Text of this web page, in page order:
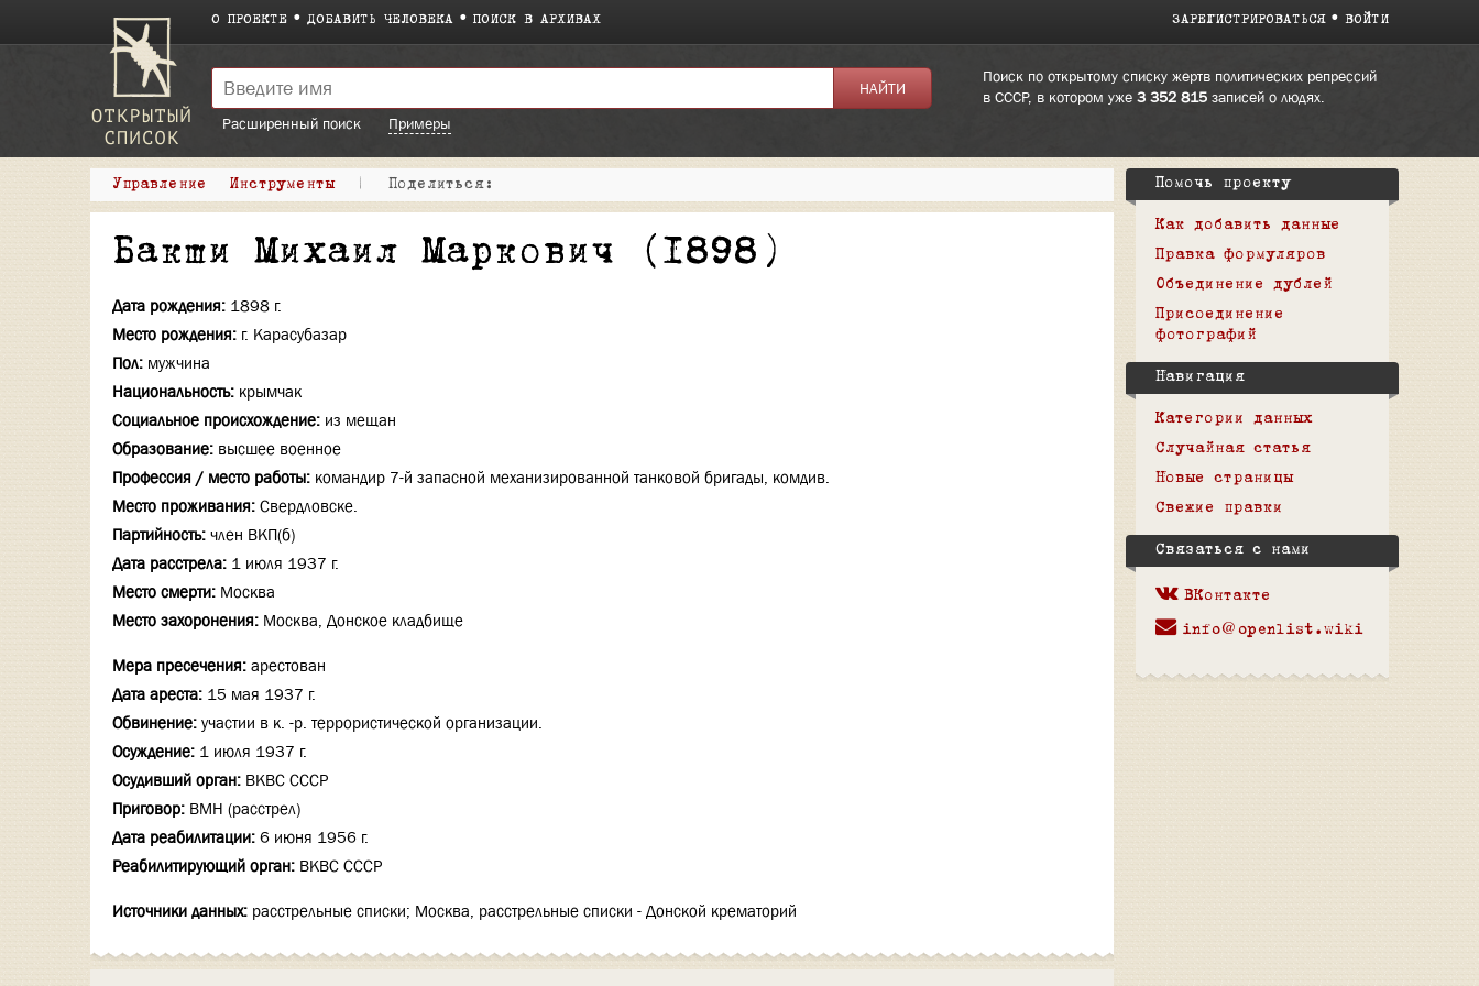
О ПРОЕКТЕ ДОБАВИТЬ ЧЕЛОВЕКА ПОИСК В АРХИВАХ ЗАРЕГИСТРИРОВАТЬСЯ ВОЙТИ
Поиск по открытому списку жертв политических репрессий
в СССР, в котором уже 3 352 815записей о людях.
Расширенный поиск
Примеры
Управление Инструменты | Поделиться:
Бакши Михаил Маркович (1898)
Дата рождения: 1898 г.
Место рождения: г. Карасубазар
Пол: мужчина
Национальность: крымчак
Социальное происхождение: из мещан
Образование: высшее военное
Профессия / место работы: командир 7-й запасной механизированной танковой бригады, комдив.
Место проживания: Свердловске.
Партийность: член ВКП(б)
Дата расстрела: 1 июля 1937 г.
Место смерти: Москва
Место захоронения: Москва, Донское кладбище
Мера пресечения: арестован
Дата ареста: 15 мая 1937 г.
Обвинение: участии в к. -р. террористической организации.
Осуждение: 1 июля 1937 г.
Осудивший орган: ВКВС СССР
Приговор: ВМН (расстрел)
Дата реабилитации: 6 июня 1956 г.
Реабилитирующий орган: ВКВС СССР
Источники данных: расстрельные списки; Москва, расстрельные списки - Донской крематорий
Помочь проекту
Как добавить данные
Правка формуляров
Объединение дублей
Присоединение
фотографий
Навигация
Категории данных
Случайная статья
Новые страницы
Свежие правки
Связаться с нами
ВКонтакте
info@openlist.wiki